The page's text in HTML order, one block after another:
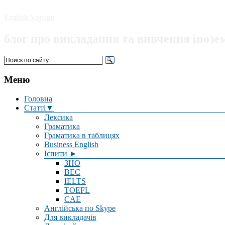
Меню
Головна
Статті▼
Лексика
Граматика
Граматика в таблицях
Business English
Іспити ►
ЗНО
BEC
IELTS
TOEFL
CAE
Англійська по Skype
Для викладачів